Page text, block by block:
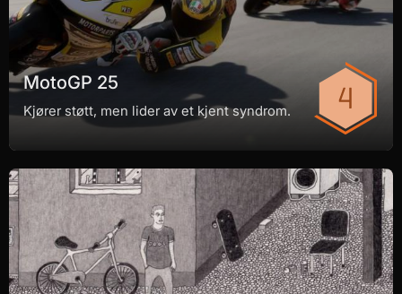
MotoGP 25
Kjører støtt, men lider av et kjent syndrom.